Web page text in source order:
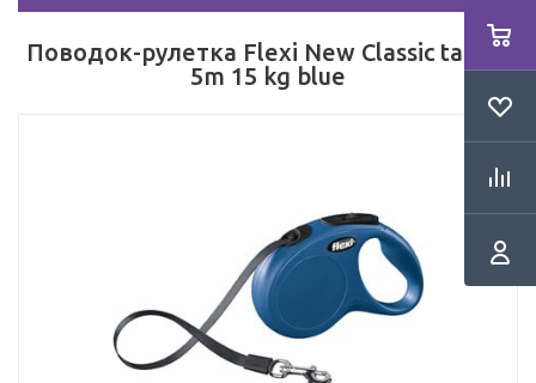
Поводок-рулетка Flexi New Classic tape S
5m 15 kg blue